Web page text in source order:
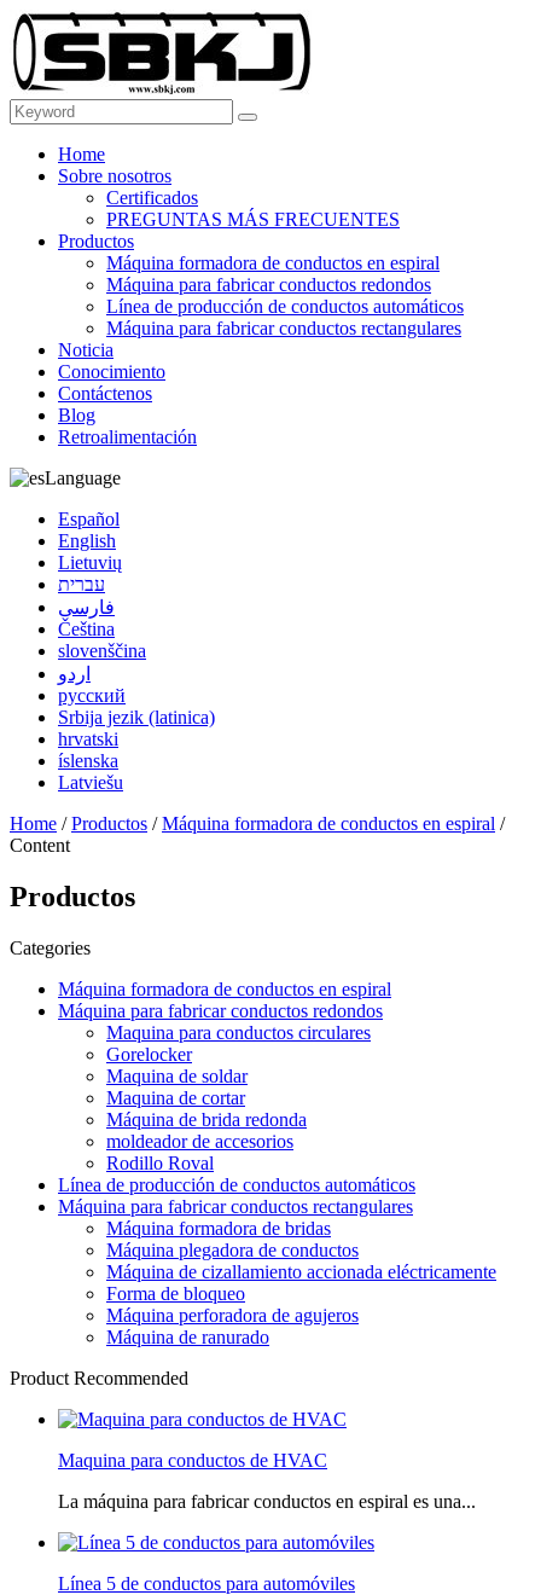
Home
Sobre nosotros
Certificados
PREGUNTAS MÁS FRECUENTES
Productos
Máquina formadora de conductos en espiral
Máquina para fabricar conductos redondos
Línea de producción de conductos automáticos
Máquina para fabricar conductos rectangulares
Noticia
Conocimiento
Contáctenos
Blog
Retroalimentación
Language
Español
English
Lietuvių
עברית
فارسی
Čeština
slovenščina
اردو
русский
Srbija jezik (latinica)
hrvatski
íslenska
Latviešu
Home /Productos /Máquina formadora de conductos en espiral /
Content
Productos
Categories
Máquina formadora de conductos en espiral
Máquina para fabricar conductos redondos
Maquina para conductos circulares
Gorelocker
Maquina de soldar
Maquina de cortar
Máquina de brida redonda
moldeador de accesorios
Rodillo Roval
Línea de producción de conductos automáticos
Máquina para fabricar conductos rectangulares
Máquina formadora de bridas
Máquina plegadora de conductos
Máquina de cizallamiento accionada eléctricamente
Forma de bloqueo
Máquina perforadora de agujeros
Máquina de ranurado
Product Recommended
Maquina para conductos de HVAC
La máquina para fabricar conductos en espiral es una...
Línea 5 de conductos para automóviles